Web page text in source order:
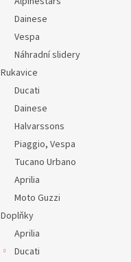
Dainese
Vespa
Náhradní slidery
Rukavice
Ducati
Dainese
Halvarssons
Piaggio, Vespa
Tucano Urbano
Aprilia
Moto Guzzi
Doplňky
Aprilia
Ducati